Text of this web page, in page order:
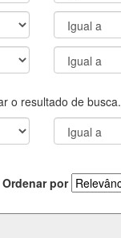
o resultado de busca.
Ordenar por